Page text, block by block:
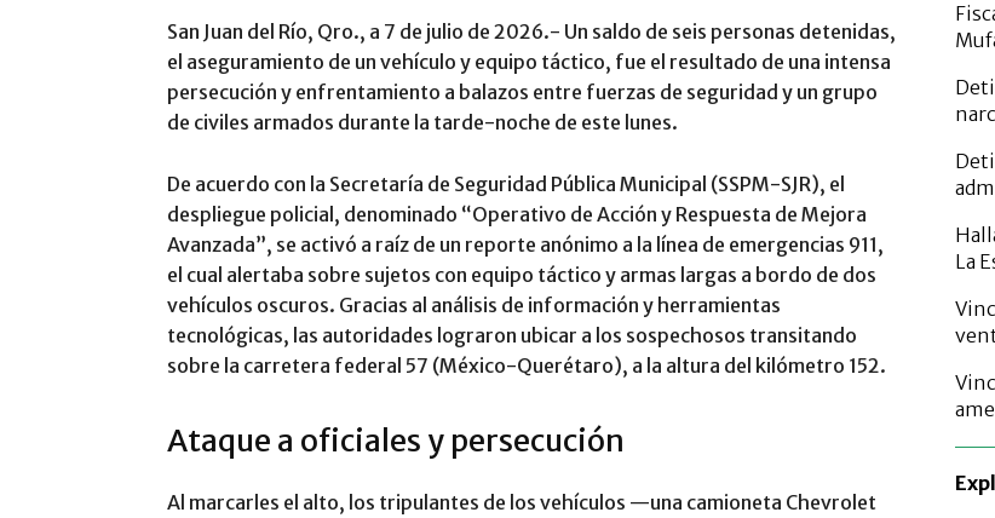
San Juan del Río, Qro., a 7 de julio de 2026.- Un saldo de seis personas detenidas,
el aseguramiento de un vehículo y equipo táctico, fue el resultado de una intensa
persecución y enfrentamiento a balazos entre fuerzas de seguridad y un grupo
de civiles armados durante la tarde-noche de este lunes.
De acuerdo con la Secretaría de Seguridad Pública Municipal (SSPM-SJR), el
despliegue policial, denominado “Operativo de Acción y Respuesta de Mejora
Avanzada”, se activó a raíz de un reporte anónimo a la línea de emergencias 911,
el cual alertaba sobre sujetos con equipo táctico y armas largas a bordo de dos
vehículos oscuros. Gracias al análisis de información y herramientas
tecnológicas, las autoridades lograron ubicar a los sospechosos transitando
sobre la carretera federal 57 (México-Querétaro), a la altura del kilómetro 152.
Ataque a oficiales y persecución
Al marcarles el alto, los tripulantes de los vehículos —una camioneta Chevrolet
La